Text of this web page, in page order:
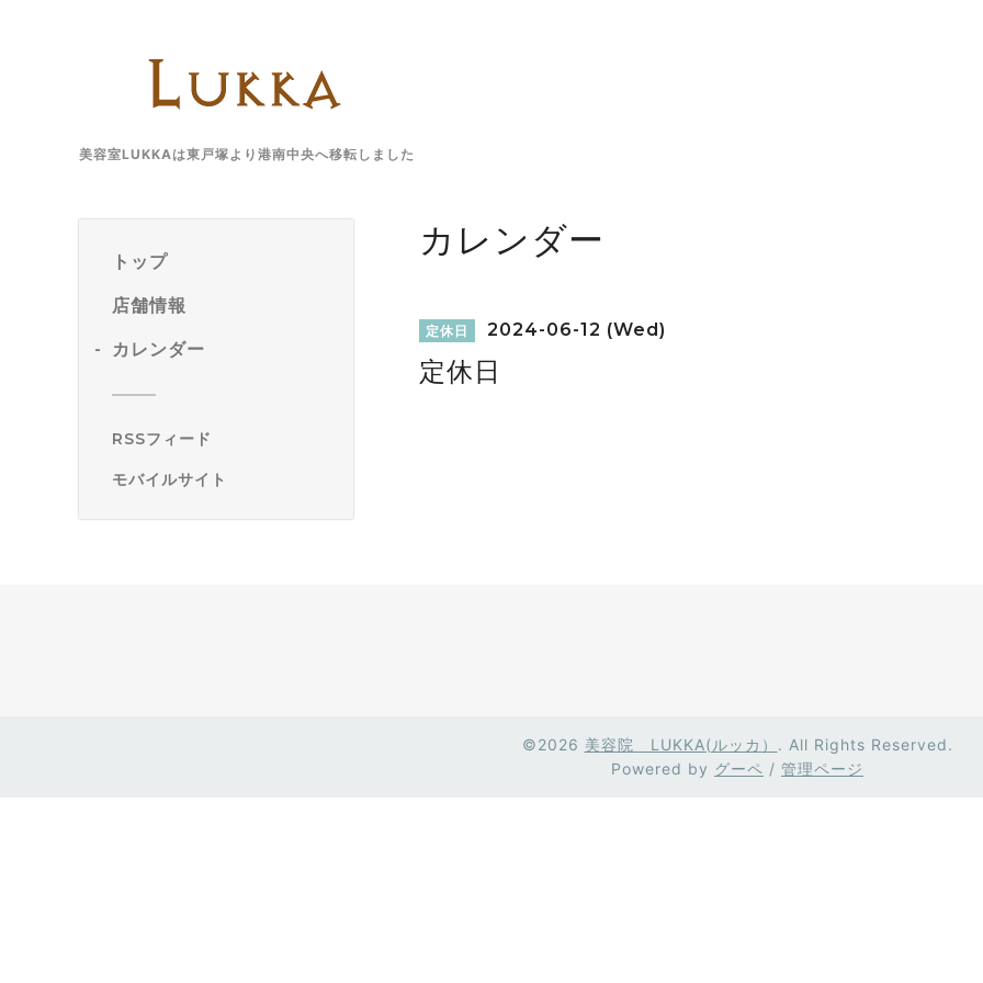
美容室LUKKAは東戸塚より港南中央へ移転しました
トップ
店舗情報
カレンダー
RSSフィード
モバイルサイト
カレンダー
定休日 2024-06-12 (Wed)
定休日
©2026 美容院 LUKKA(ルッカ） . All Rights Reserved.
Powered by グーペ / 管理ページ